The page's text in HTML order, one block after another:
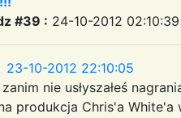
#39 : 24-10-2012
10-2012 22:10:05
nie usłyszałeś
produkcja Chris'a White'a